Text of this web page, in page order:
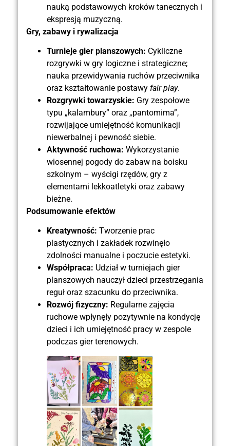
nauką podstawowych kroków tanecznych i
ekspresją muzyczną.
Gry, zabawy i rywalizacja
Turnieje gier planszowych: Cykliczne
rozgrywki w gry logiczne i strategiczne;
nauka przewidywania ruchów przeciwnika
oraz kształtowanie postawy fair play.
Rozgrywki towarzyskie: Gry zespołowe
typu „kalambury” oraz „pantomima”,
rozwijające umiejętność komunikacji
niewerbalnej i pewność siebie.
Aktywność ruchowa: Wykorzystanie
wiosennej pogody do zabaw na boisku
szkolnym – wyścigi rzędów, gry z
elementami lekkoatletyki oraz zabawy
bieżne.
Podsumowanie efektów
Kreatywność: Tworzenie prac
plastycznych i zakładek rozwinęło
zdolności manualne i poczucie estetyki.
Współpraca: Udział w turniejach gier
planszowych nauczył dzieci przestrzegania
reguł oraz szacunku do przeciwnika.
Rozwój fizyczny: Regularne zajęcia
ruchowe wpłynęły pozytywnie na kondycję
dzieci i ich umiejętność pracy w zespole
podczas gier terenowych.